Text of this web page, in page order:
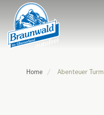
Home Abenteuer Turm